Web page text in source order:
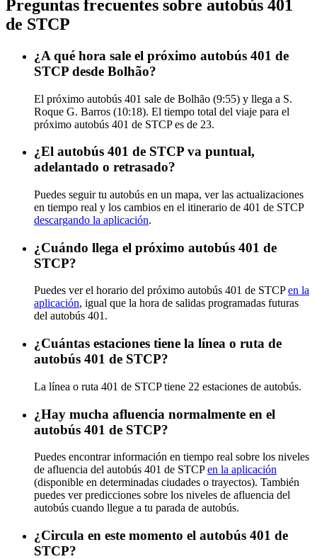
Preguntas frecuentes sobre autobús 401
de STCP
¿A qué hora sale el próximo autobús 401 de
STCP desde Bolhão?
El próximo autobús 401 sale de Bolhão (9:55) y llega a S.
Roque G. Barros (10:18). El tiempo total del viaje para el
próximo autobús 401 de STCP es de 23.
¿El autobús 401 de STCP va puntual,
adelantado o retrasado?
Puedes seguir tu autobús en un mapa, ver las actualizaciones
en tiempo real y los cambios en el itinerario de 401 de STCP
descargando la aplicación.
¿Cuándo llega el próximo autobús 401 de
STCP?
Puedes ver el horario del próximo autobús 401 de STCPen la
aplicación, igual que la hora de salidas programadas futuras
del autobús 401.
¿Cuántas estaciones tiene la línea o ruta de
autobús 401 de STCP?
La línea o ruta 401 de STCP tiene 22 estaciones de autobús.
¿Hay mucha afluencia normalmente en el
autobús 401 de STCP?
Puedes encontrar información en tiempo real sobre los niveles
de afluencia del autobús 401 de STCPen la aplicación
(disponible en determinadas ciudades o trayectos). También
puedes ver predicciones sobre los niveles de afluencia del
autobús cuando llegue a tu parada de autobús.
¿Circula en este momento el autobús 401 de
STCP?